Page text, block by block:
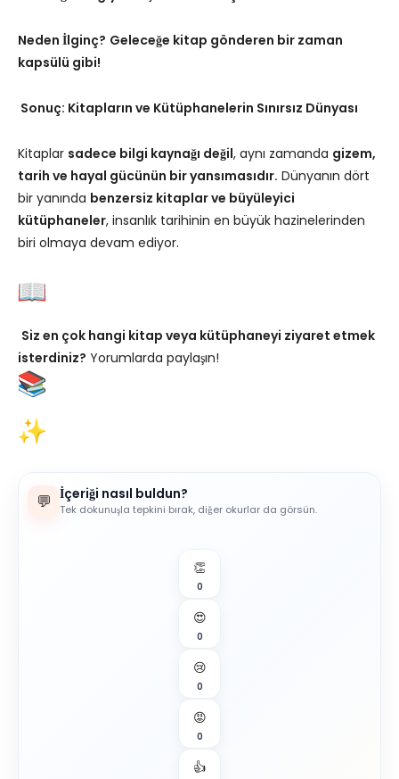
Neden İlginç? Geleceğe kitap gönderen bir zaman
kapsülü gibi!
Sonuç: Kitapların ve Kütüphanelerin Sınırsız Dünyası
Kitaplar sadece bilgi kaynağı değil, aynı zamanda gizem,
tarih ve hayal gücünün bir yansımasıdır. Dünyanın dört
bir yanında benzersiz kitaplar ve büyüleyici
kütüphaneler, insanlık tarihinin en büyük hazinelerinden
biri olmaya devam ediyor.
Siz en çok hangi kitap veya kütüphaneyi ziyaret etmek
isterdiniz? Yorumlarda paylaşın!
💬 İçeriği nasıl buldun?
Tek dokunuşla tepkini bırak, diğer okurlar da görsün.
👏
0
😍
0
😢
0
😡
0
👍